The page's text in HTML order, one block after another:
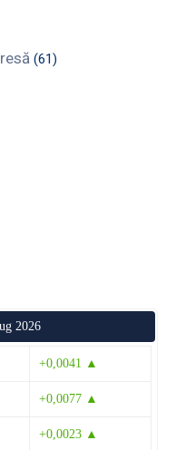
(61)
2026
+0,0041 ▲
+0,0077 ▲
+0,0023 ▲